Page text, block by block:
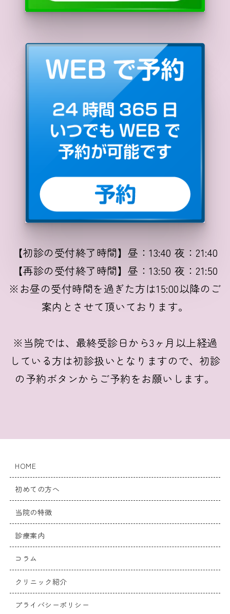
【初診の受付終了時間】昼：13:40 夜：21:40
【再診の受付終了時間】昼：13:50 夜：21:50
※お昼の受付時間を過ぎた方は15:00以降のご
案内とさせて頂いております。
※当院では、最終受診日から3ヶ月以上経過
している方は初診扱いとなりますので、初診
の予約ボタンからご予約をお願いします。
HOME
初めての方へ
当院の特徴
診療案内
コラム
クリニック紹介
プライバシーポリシー